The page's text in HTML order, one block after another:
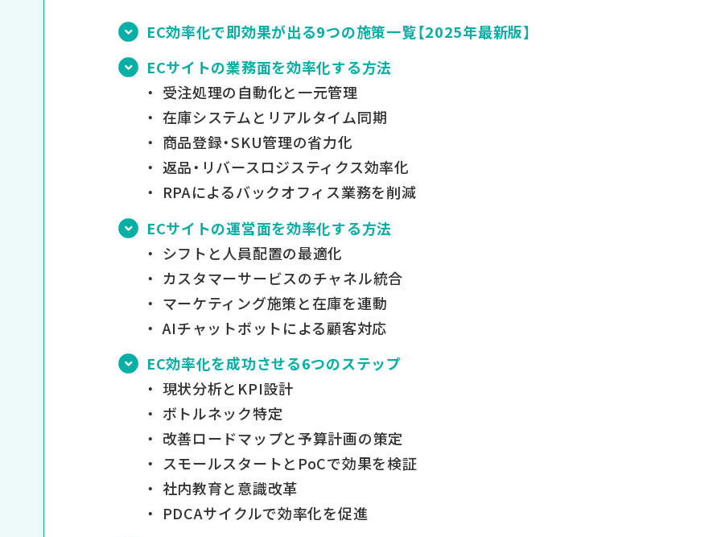
EC効率化で即効果が出る9つの施策一覧【2025年最新版】
ECサイトの業務面を効率化する方法
受注処理の自動化と一元管理
在庫システムとリアルタイム同期
商品登録・SKU管理の省力化
返品・リバースロジスティクス効率化
RPAによるバックオフィス業務を削減
ECサイトの運営面を効率化する方法
シフトと人員配置の最適化
カスタマーサービスのチャネル統合
マーケティング施策と在庫を連動
AIチャットボットによる顧客対応
EC効率化を成功させる6つのステップ
現状分析とKPI設計
ボトルネック特定
改善ロードマップと予算計画の策定
スモールスタートとPoCで効果を検証
社内教育と意識改革
PDCAサイクルで効率化を促進